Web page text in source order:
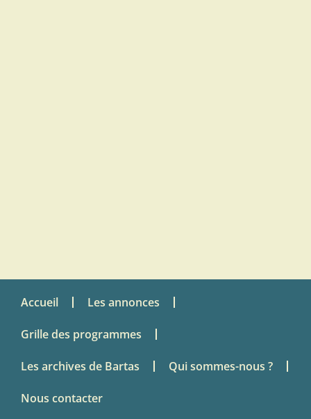
Accueil Les annonces
Grille des programmes
Les archives de Bartas Qui sommes-nous ?
Nous contacter